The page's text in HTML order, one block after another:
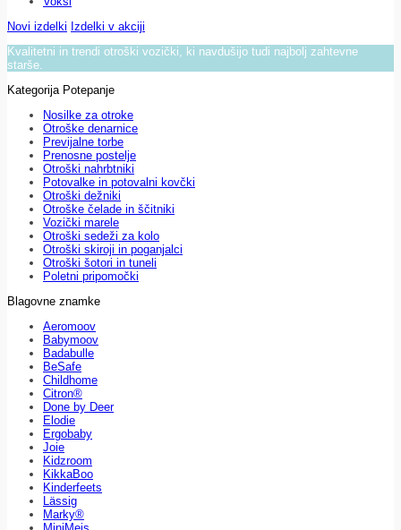
Novi izdelki Izdelki v akciji
Kvalitetni in trendi otroški vozički, ki navdušijo tudi najbolj zahtevne
starše.
Kategorija Potepanje
Nosilke za otroke
Otroške denarnice
Previjalne torbe
Prenosne postelje
Otroški nahrbtniki
Potovalke in potovalni kovčki
Otroški dežniki
Otroške čelade in ščitniki
Vozički marele
Otroški sedeži za kolo
Otroški skiroji in poganjalci
Otroški šotori in tuneli
Poletni pripomočki
Blagovne znamke
Aeromoov
Babymoov
Badabulle
BeSafe
Childhome
Citron®
Done by Deer
Elodie
Ergobaby
Joie
Kidzroom
KikkaBoo
Kinderfeets
Lässig
Marky®